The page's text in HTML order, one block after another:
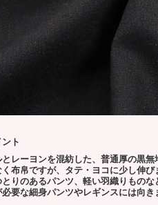
ト
とレーヨンを混紡した、普通厚の黒無
く布帛ですが、タテ・ヨコに少し伸び
とりのあるパンツ、軽い羽織りものな
必要な細身パンツやレギンスには向き